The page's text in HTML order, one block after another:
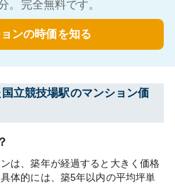
。完全無料です。
ンの時価を知る
立競技場駅のマンション価
は、築年が経過すると大きく価格
体的には、築5年以内の平均坪単